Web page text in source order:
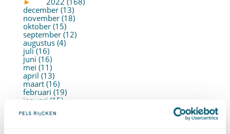
december (13)
november (18)
oktober (15)
september (12)
augustus (4)
juli (16)
juni (16)
mei (11)
april (13)
maart (16)
februari (19)
januari (15)
►
2021 (123)
december (15)